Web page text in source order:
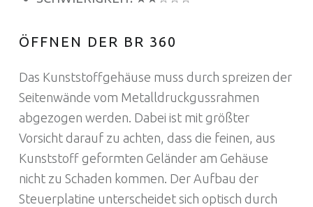
ÖFFNEN DER BR 360
Das Kunststoffgehäuse muss durch spreizen der
Seitenwände vom Metalldruckgussrahmen
abgezogen werden. Dabei ist mit größter
Vorsicht darauf zu achten, dass die feinen, aus
Kunststoff geformten Geländer am Gehäuse
nicht zu Schaden kommen. Der Aufbau der
Steuerplatine unterscheidet sich optisch durch